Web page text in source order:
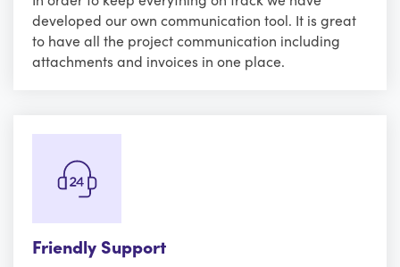
developed our own communication tool. It is great
to have all the project communication including
attachments and invoices in one place.
Friendly Support